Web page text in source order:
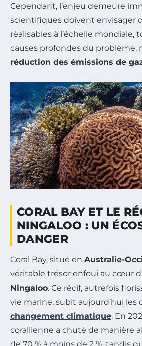
Cependant, l’enjeu demeure
scientifiques doivent envisager
réalisables à l’échelle mondiale,
causes profondes du problème,
réduction des émissions de
CORAL BAY ET LE
NINGALOO : UN
DANGER
Coral Bay, situé en Australie-
véritable trésor enfoui au cœur
Ningaloo. Ce récif, autrefois
vie marine, subit aujourd’hui les
changement climatique. En
corallienne a chuté de manière